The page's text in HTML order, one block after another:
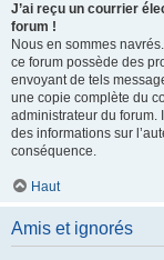
J’ai reçu un courrier
forum !
Nous en sommes
ce forum possède des
envoyant de tels
une copie complète du
administrateur du forum.
des informations sur
conséquence.
Haut
Amis et ignorés